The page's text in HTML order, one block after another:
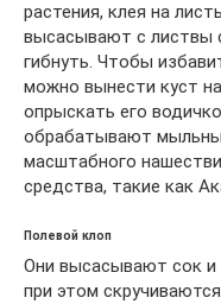
растения, клея на
высасывают с листвы
гибнуть. Чтобы
можно вынести куст
опрыскать его
обрабатывают
масштабного
средства, такие как
Полевой клоп
Они высасывают сок и
при этом